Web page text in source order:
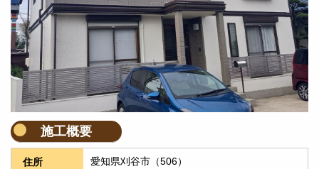
施工概要
住所 愛知県刈谷市（506）